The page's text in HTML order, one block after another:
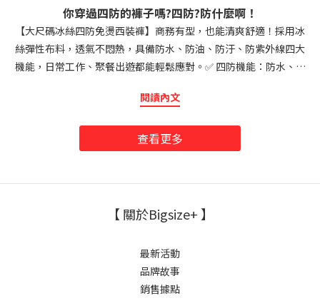
你穿過四防的褲子嗎?四防?防什麼啊！
【大尺碼冰絲四防免燙西裝褲】商務有型，也能清爽舒適！採用冰
絲彈性布料，透氣不悶熱，具備防水、防油、防汙、防紫外線四大
機能，日常工作、聚餐出遊都能輕鬆應對。✅ 四防機能：防水、防
整理，保持俐落有型 ✅ 品牌西裝褲工法，附褲耳可繫腰帶 ✅ 大尺碼
西裝褲，讓大尺碼男士夏天也能穿得清爽、俐落又有型！👍
閱讀內文
查看更多
【 關於Bigsize+ 】
最新活動
品牌故事
銷售據點